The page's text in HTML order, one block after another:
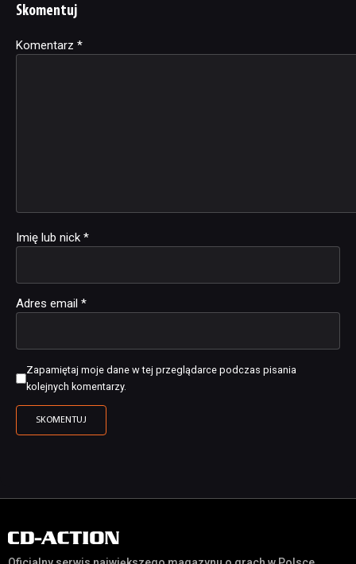
Skomentuj
Komentarz *
Imię lub nick *
Adres email *
Zapamiętaj moje dane w tej przeglądarce podczas pisania
kolejnych komentarzy.
Alternative: